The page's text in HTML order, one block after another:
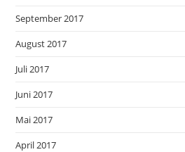
September 2017
August 2017
Juli 2017
Juni 2017
Mai 2017
April 2017